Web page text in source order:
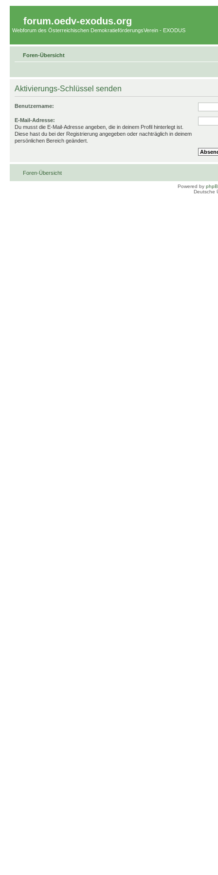
forum.oedv-exodus.org
Webforum des Österreichischen DemokratieförderungsVerein - EXODUS
Foren-Übersicht
Aktivierungs-Schlüssel senden
Benutzername:
E-Mail-Adresse:
Du musst die E-Mail-Adresse angeben, die in deinem Profil hinterlegt ist.
Diese hast du bei der Registrierung angegeben oder nachträglich in deinem
persönlichen Bereich geändert.
Foren-Übersicht
Powered by
Deutsche